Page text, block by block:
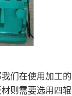
在使用加工的
则需要选用四